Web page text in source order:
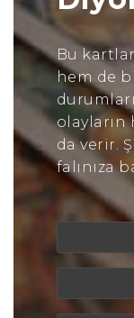
Bu
hem de
olayların
da verir.
falınıza